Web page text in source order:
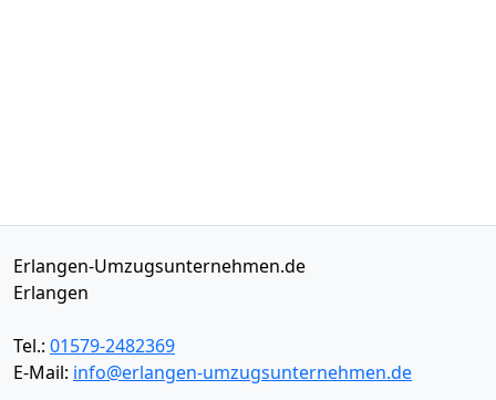
Erlangen-Umzugsunternehmen.de
Erlangen
Tel.: 01579-2482369
E-Mail: info@erlangen-umzugsunternehmen.de